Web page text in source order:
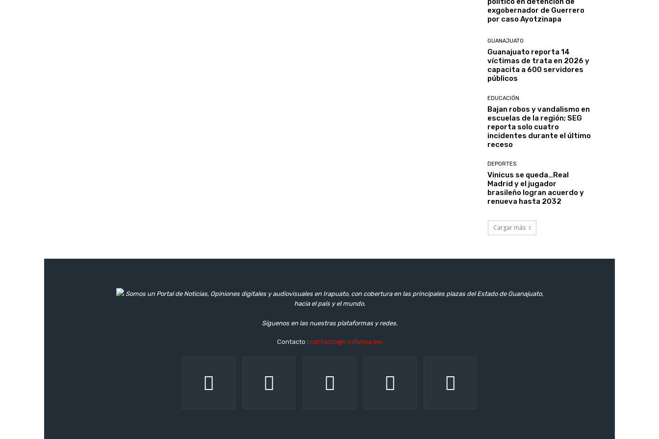
exgobernador de Guerrero
por caso Ayotzinapa
GUANAJUATO
Guanajuato reporta 14
víctimas de trata en 2026 y
capacita a 600 servidores
públicos
EDUCACIÓN
Bajan robos y vandalismo en
escuelas de la región; SEG
reporta solo cuatro
incidentes durante el último
receso
DEPORTES
Vinicus se queda…Real
Madrid y el jugador
brasileño logran acuerdo y
renueva hasta 2032
Cargar más
Somos un Portal de Noticias, Opiniones digitales y audiovisuales en Irapuato, con cobertura en las principales plazas del Estado de Guanajuato,
hacia el país y el mundo.
Síguenos en las nuestras plataformas y redes.
Contacto : contacto@t-informa.mx